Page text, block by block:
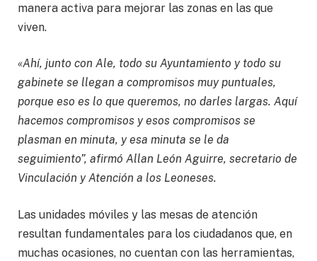
manera activa para mejorar las zonas en las que
viven.
«Ahí, junto con Ale, todo su Ayuntamiento y todo su
gabinete se llegan a compromisos muy puntuales,
porque eso es lo que queremos, no darles largas. Aquí
hacemos compromisos y esos compromisos se
plasman en minuta, y esa minuta se le da
seguimiento”, afirmó Allan León Aguirre, secretario de
Vinculación y Atención a los Leoneses.
Las unidades móviles y las mesas de atención
resultan fundamentales para los ciudadanos que, en
muchas ocasiones, no cuentan con las herramientas,